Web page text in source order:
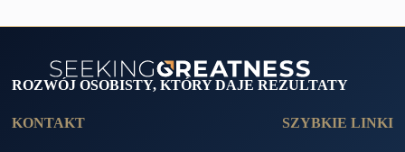
ROZWÓJ OSOBISTY, KTÓRY DAJE REZULTATY
KONTAKT SZYBKIE LINKI